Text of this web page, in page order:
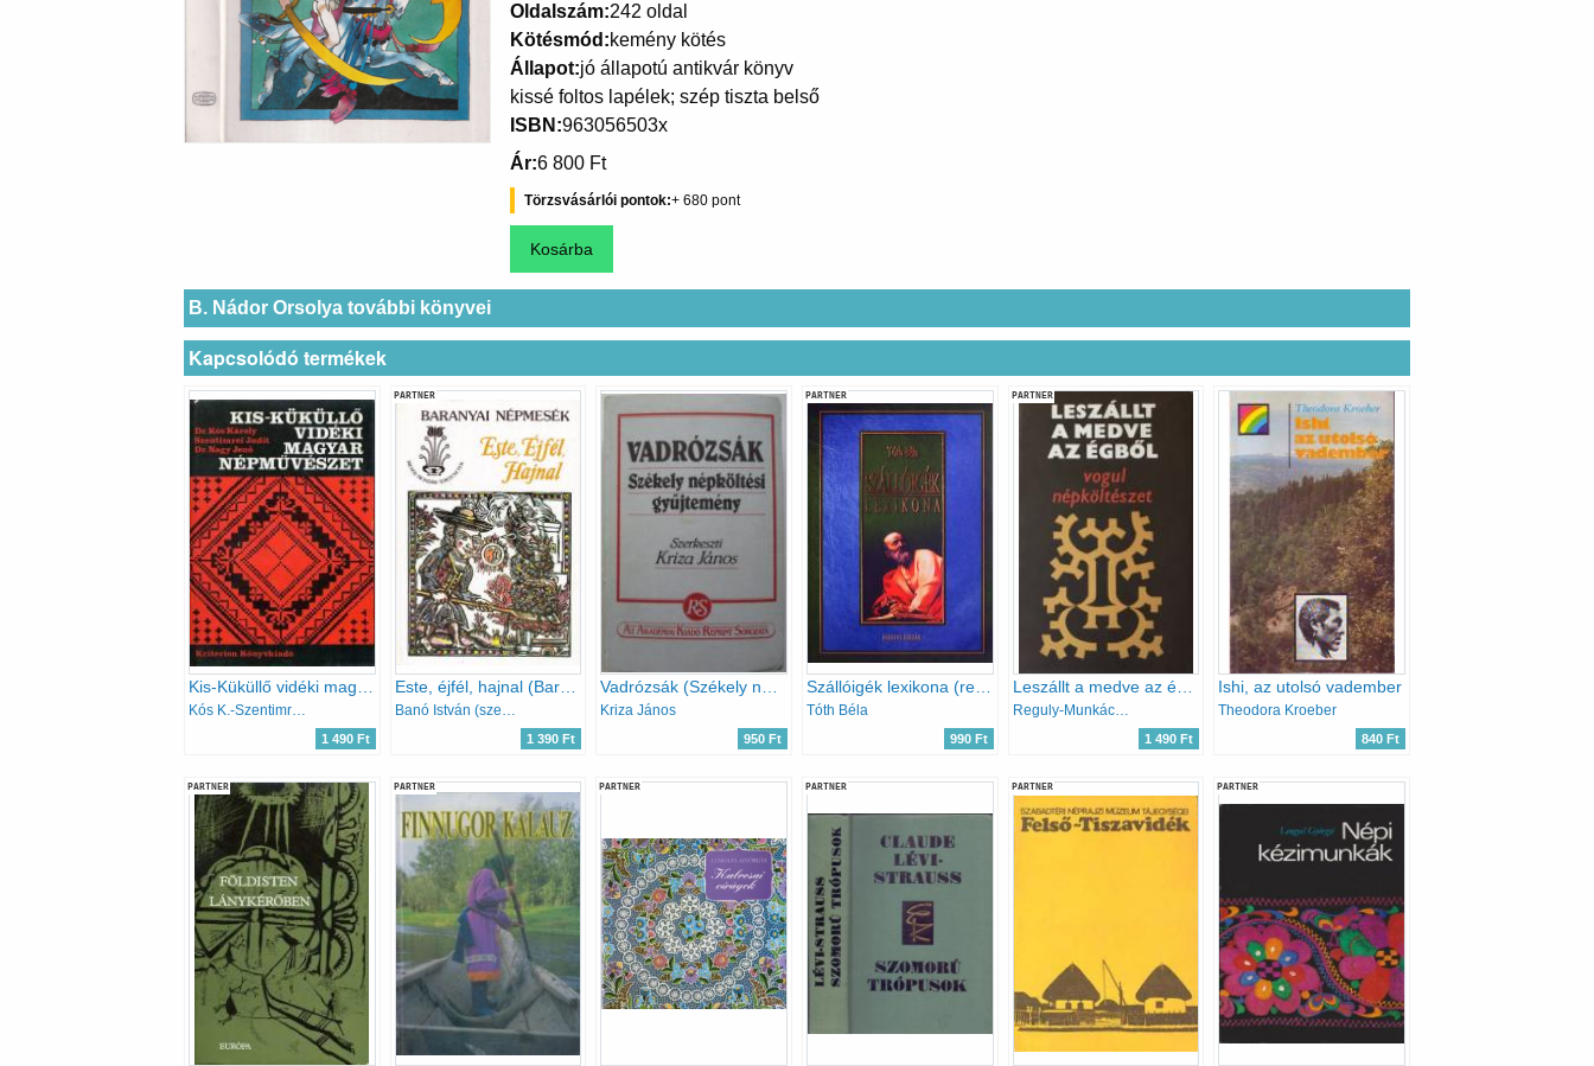
Oldalszám 242 oldal
Kötésmód kemény kötés
Állapot jó állapotú antikvár könyv
kissé foltos lapélek; szép tiszta belső
ISBN 963056503x
Ár 6 800 Ft
Törzsvásárlói pontok 680
B. Nádor Orsolya további könyvei
Kapcsolódó termékek
Kis-Küküllő vidéki magyar népművészet
Kós K.-Szentimrei J.-Nagy J.
1 490 Ft
PARTNER
Este, éjfél, hajnal (Baranyai népmesék)
Banó István (szerk.)
1 390 Ft
Vadrózsák (Székely népköltési gyűjtemény)
Kriza János
950 Ft
PARTNER
Szállóigék lexikona (reprint kiadás)
Tóth Béla
990 Ft
PARTNER
Leszállt a medve az égből (vogul népköltészet)
Reguly-Munkácsi-Kálmán
1 490 Ft
Ishi, az utolsó vadember
Theodora Kroeber
840 Ft
PARTNER PARTNER PARTNER PARTNER PARTNER PARTNER